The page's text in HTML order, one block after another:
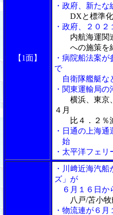
【1面】
・政府、新た
DXと標準
・政府、２０
内航海運関
への施策を
・病院船法案
で
自衛隊艦艇な
・関東運輸局
横浜、東京
４月
比４．２％
・日通の上海
始
・太平洋フェ
・川﨑近海汽
ズ」が
６月１６日か
八戸/苫小
・物流連が６